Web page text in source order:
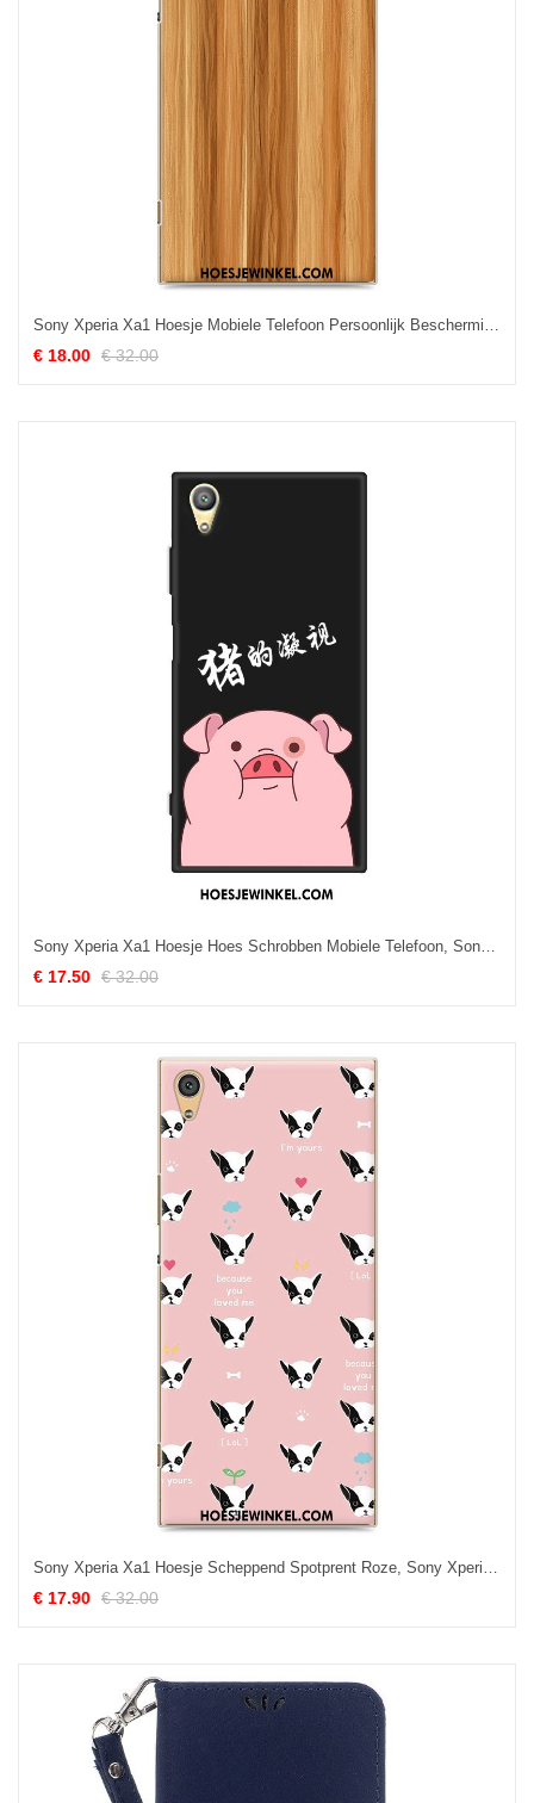
Sony Xperia Xa1 Hoesje Mobiele Telefoon Persoonlijk Bescherming, Sony Xperia Xa1 Hoesje Geschilderd Hard Braun
€ 18.00 € 32.00
Sony Xperia Xa1 Hoesje Hoes Schrobben Mobiele Telefoon, Sony Xperia Xa1 Hoesje Zwart Scheppend
€ 17.50 € 32.00
Sony Xperia Xa1 Hoesje Scheppend Spotprent Roze, Sony Xperia Xa1 Hoesje Mobiele Telefoon Diepe Kleur
€ 17.90 € 32.00